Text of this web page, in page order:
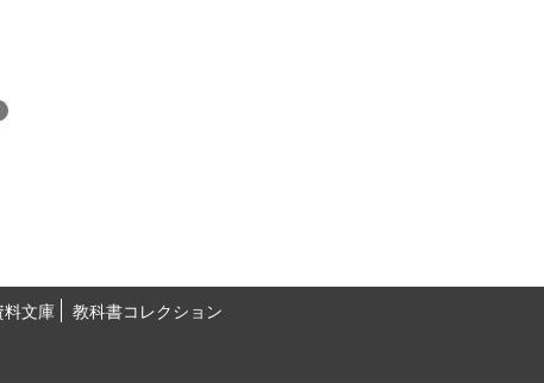
文庫
教科書コレクション